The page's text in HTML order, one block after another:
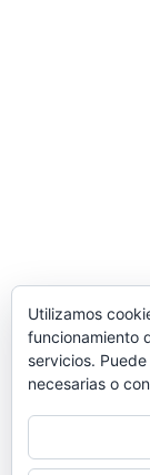
Utilizamos
funcionamiento
servicios.
necesarias o